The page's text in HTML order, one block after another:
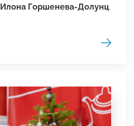
Илона Горшенева-Долунц.